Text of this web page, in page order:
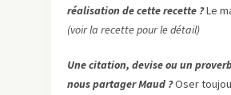
réalisation de cette recette ?Le
(voir la recette pour le détail)
Une citation, devise ou un
nous partager Maud ?Oser